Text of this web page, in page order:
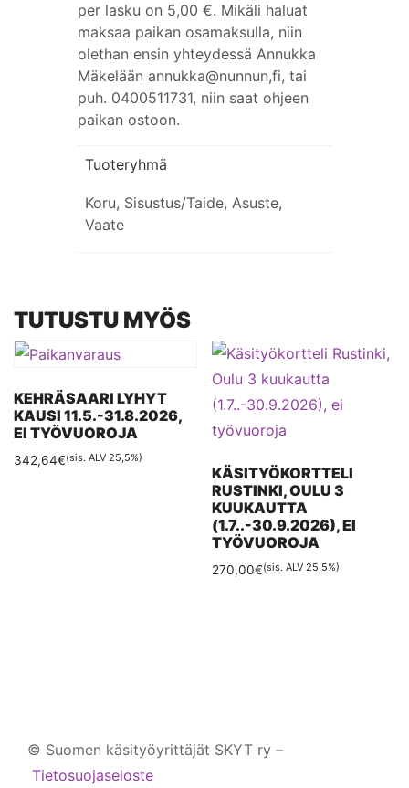
per lasku on 5,00 €. Mikäli haluat
maksaa paikan osamaksulla, niin
olethan ensin yhteydessä Annukka
Mäkelään annukka@nunnun,fi, tai
puh. 0400511731, niin saat ohjeen
paikan ostoon.
Tuoteryhmä
Koru, Sisustus/Taide, Asuste,
Vaate
TUTUSTU MYÖS
KEHRÄSAARI LYHYT
KAUSI 11.5.-31.8.2026,
EI TYÖVUOROJA
342,64€(sis. ALV 25,5%)
KÄSITYÖKORTTELI
RUSTINKI, OULU 3
KUUKAUTTA
(1.7..-30.9.2026), EI
TYÖVUOROJA
270,00€(sis. ALV 25,5%)
tehdä
© Suomen käsityöyrittäjät SKYT ry –
Tietosuojaseloste